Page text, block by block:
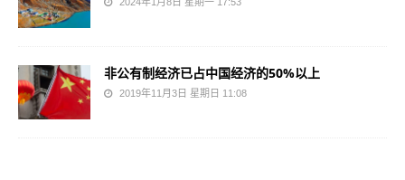
非公有制经济已占中国经济的50%以上
2019年11月3日 星期日 11:08